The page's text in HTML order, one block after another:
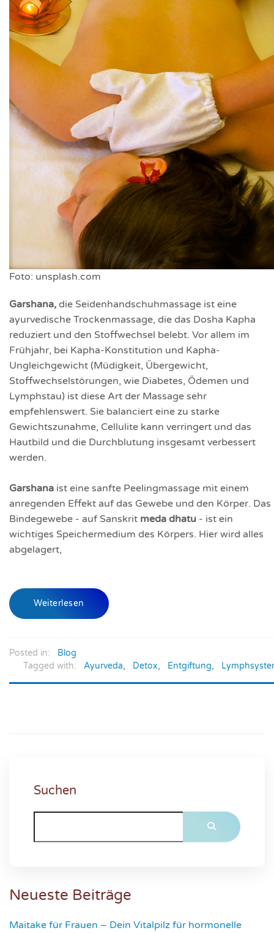
Foto: unsplash.com
Garshana, die Seidenhandschuhmassage ist eine
ayurvedische Trockenmassage, die das Dosha Kapha
reduziert und den Stoffwechsel belebt. Vor allem im
Frühjahr, bei Kapha-Konstitution und Kapha-
Ungleichgewicht (Müdigkeit, Übergewicht,
Stoffwechselstörungen, wie Diabetes, Ödemen und
Lymphstau) ist diese Art der Massage sehr
empfehlenswert. Sie balanciert eine zu starke
Gewichtszunahme, Cellulite kann verringert und das
Hautbild und die Durchblutung insgesamt verbessert
werden.
Garshana ist eine sanfte Peelingmassage mit einem
anregenden Effekt auf das Gewebe und den Körper. Das
Bindegewebe - auf Sanskrit meda dhatu - ist ein
wichtiges Speichermedium des Körpers. Hier wird alles
abgelagert,
Weiterlesen
Posted in:
Blog
Tagged with:
Ayurveda, Detox, Entgiftung,
Suchen
Neueste Beiträge
Maitake für Frauen – Dein Vitalpilz für hormonelle